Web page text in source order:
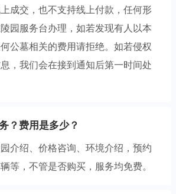
成交，也不支持线上付款，任何形
园服务台办理，如若发现有人以本
公墓相关的费用请拒绝。如若侵权
，我们会在接到通知后第一时间处
？费用是多少？
介绍、价格咨询、环境介绍，预约
等，不管是否购买，服务均免费。